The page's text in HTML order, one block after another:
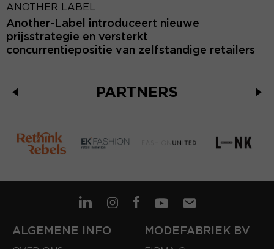
ANOTHER LABEL
Another-Label introduceert nieuwe
prijsstrategie en versterkt
concurrentiepositie van zelfstandige retailers
PARTNERS
ALGEMENE INFO MODEFABRIEK BV